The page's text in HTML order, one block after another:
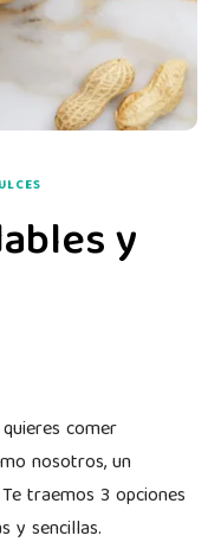
y
comer
nosotros, un
traemos 3 opciones
y sencillas.